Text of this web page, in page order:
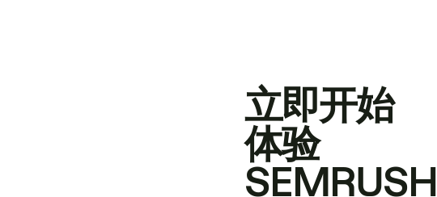
立即开始
体验
SEMRUSH